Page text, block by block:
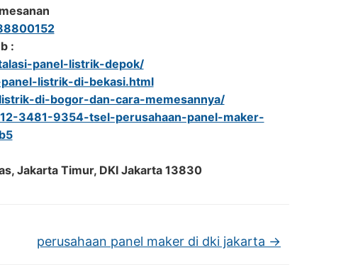
:
panel-listrik-depok/
listrik-di-bekasi.html
di-bogor-dan-cara-memesannya/
3481-9354-tsel-perusahaan-panel-maker-
Jakarta Timur, DKI Jakarta 13830
perusahaan panel maker di dki jakarta →